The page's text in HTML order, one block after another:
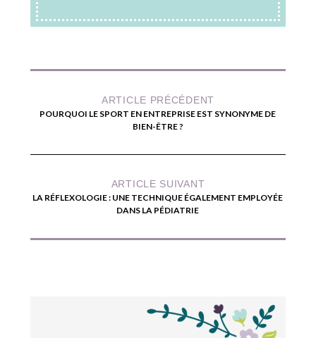
ARTICLE PRÉCÉDENT
POURQUOI LE SPORT EN ENTREPRISE EST SYNONYME DE
BIEN-ÊTRE ?
ARTICLE SUIVANT
LA RÉFLEXOLOGIE : UNE TECHNIQUE ÉGALEMENT EMPLOYÉE
DANS LA PÉDIATRIE